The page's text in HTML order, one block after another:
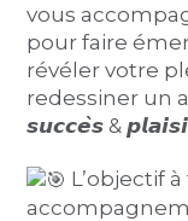
vous
pour faire
révéler votre
redessiner un
𝙨𝙪𝙘𝙘𝙚̀𝙨 &
L’objectif